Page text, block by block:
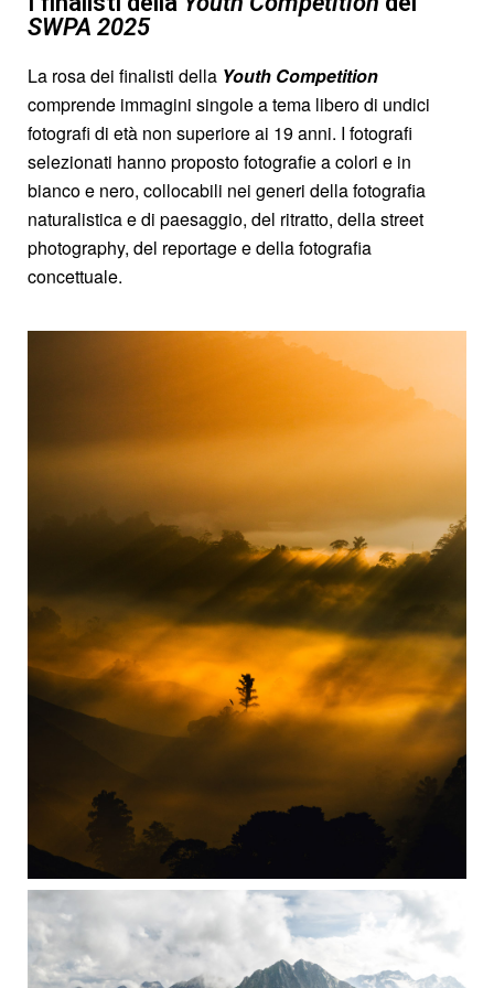
SWPA 2025
La rosa dei finalisti della Youth Competition
comprende immagini singole a tema libero di undici
fotografi di età non superiore ai 19 anni. I fotografi
selezionati hanno proposto fotografie a colori e in
bianco e nero, collocabili nei generi della fotografia
naturalistica e di paesaggio, del ritratto, della street
photography, del reportage e della fotografia
concettuale.